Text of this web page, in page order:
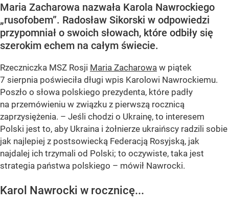
Maria Zacharowa nazwała Karola Nawrockiego
„rusofobem”. Radosław Sikorski w odpowiedzi
przypomniał o swoich słowach, które odbiły się
szerokim echem na całym świecie.
Rzeczniczka MSZ Rosji Maria Zacharowa w piątek
7 sierpnia poświeciła długi wpis Karolowi Nawrockiemu.
Poszło o słowa polskiego prezydenta, które padły
na przemówieniu w związku z pierwszą rocznicą
zaprzysiężenia. – Jeśli chodzi o Ukrainę, to interesem
Polski jest to, aby Ukraina i żołnierze ukraińscy radzili sobie
jak najlepiej z postsowiecką Federacją Rosyjską, jak
najdalej ich trzymali od Polski; to oczywiste, taka jest
strategia państwa polskiego – mówił Nawrocki.
Karol Nawrocki w rocznicę...